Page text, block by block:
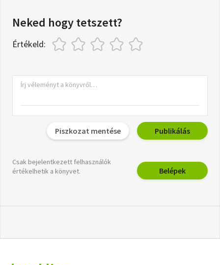
Neked hogy tetszett?
Értékeld:
Piszkozat mentése Publikálás
Csak bejelentkezett felhasználók
értékelhetik a könyvet.
Belépek